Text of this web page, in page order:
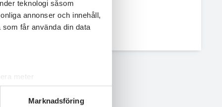
teknologi såsom
annonser och innehåll,
får använda din data
meter
. Du kan ändra
Marknadsföring